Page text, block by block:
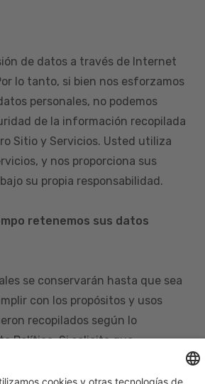
de datos a través de Internet
lo tanto, si bien nos esforzamos
personales, no podemos
de la información recopilada
Sitio y Servicios. Usted utiliza
y nos proporciona sus
su propia responsabilidad.
retenemos sus datos
se conservarán hasta que sea
con los propósitos y usos
recopilados según lo
Política. Si solicita que
personales de nuestras bases
cuenta que igualmente